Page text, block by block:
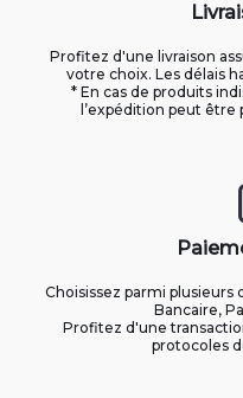
Profitez d'une livraison
votre choix. Les délais
* En cas de produits
l’expédition peut
Choisissez parmi plusieurs
Bancaire,
Profitez d'une
protocoles